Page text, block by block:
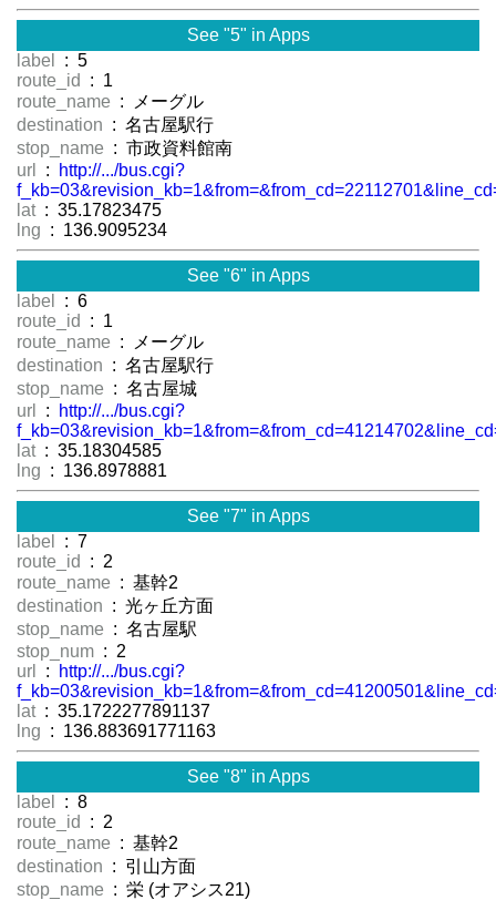
See "5" in Apps
label
: 5
route_id
: 1
route_name : メーグル
destination : 名古屋駅行
stop_name : 市政資料館南
url
:
http://.../bus.cgi?
lat : 35.17823475
lng : 136.9095234
See "6" in Apps
label
: 6
route_id
: 1
route_name : メーグル
destination : 名古屋駅行
stop_name : 名古屋城
url
:
http://.../bus.cgi?
lat : 35.18304585
lng : 136.8978881
See "7" in Apps
label
: 7
route_id
: 2
route_name : 基幹2
destination : 光ヶ丘方面
stop_name : 名古屋駅
stop_num : 2
url
:
http://.../bus.cgi?
lat : 35.1722277891137
lng : 136.883691771163
See "8" in Apps
label
: 8
route_id
: 2
route_name : 基幹2
destination : 引山方面
stop_name : 栄 (オアシス21)